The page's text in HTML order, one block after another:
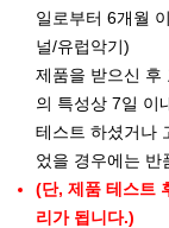
일로부터 6개월
널/유럽악기)
제품을 받으신 후
의 특성상 7일 이
테스트 하셨거나
었을 경우에는 반
(단, 제품 테스트
리가 됩니다.)